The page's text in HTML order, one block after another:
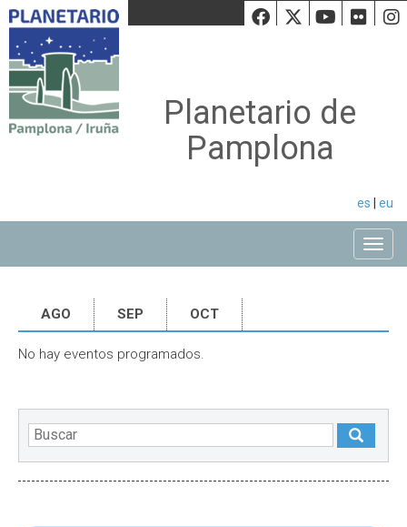
Facebook
Twiiter
Planetario de
Pamplona
es eu
AGO SEP OCT
No hay eventos programados.